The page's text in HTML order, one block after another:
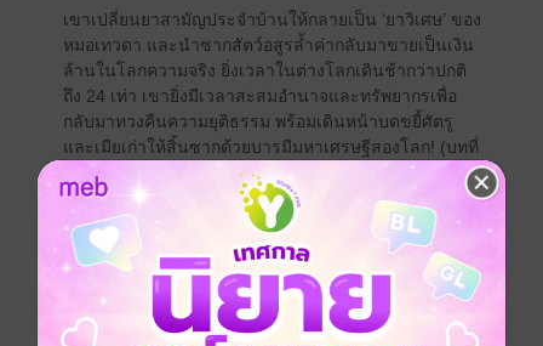
เขาเปลี่ยนยาสามัญประจำบ้านให้กลายเป็น ‘ยาวิเศษ’ ของ
หมอเทวดา และนำซากสัตว์อสูรล้ำค่ากลับมาขายเป็นเงิน
ล้านในโลกความจริง ยิ่งเวลาในต่างโลกเดินช้ากว่าปกติ
ถึง 24 เท่า เขายิ่งมีเวลาสะสมอำนาจและทรัพยากรเพื่อ
กลับมาทวงคืนความยุติธรรม พร้อมเดินหน้าบดขยี้ศัตรู
และเมียเก่าให้สิ้นซากด้วยบารมีมหาเศรษฐีสองโลก! (บทที่
321-360) ได้ที่ enjoybook.co
แฟนตาซี นิยายจีนแปล
ซีรีส์
ระบบเชื่อมต่อสองโลก : ฉันจะร่ำรวยด้วยการเป็นพ่อค้า